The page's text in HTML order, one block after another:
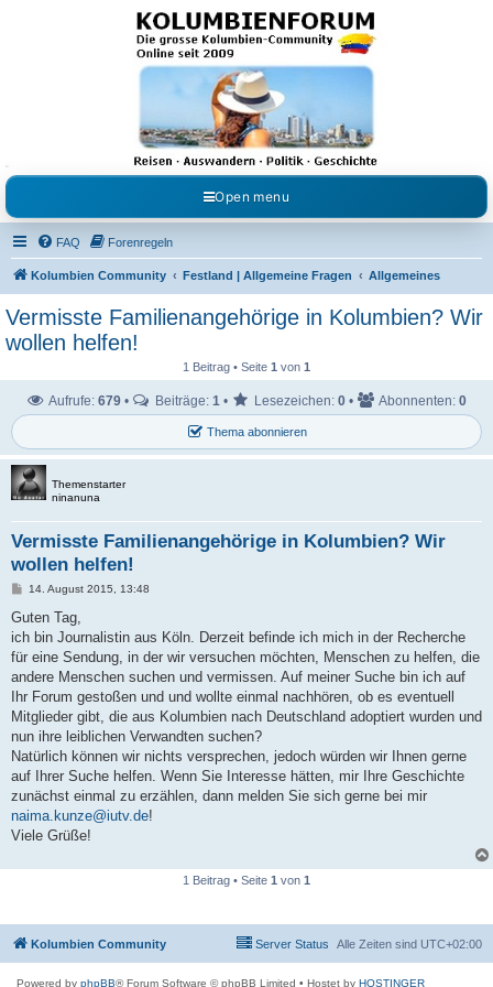
Kolumbienforum - Das
grosse Forum der
Freunde Kolumbiens
Reisen, Auswandern, Kultur, Politik, Geschichte und Visum in Kolumbien und Venezuela.
Austausch, Erfahrungen und Gemeinschaft im Kolumbienforum
Open menu
FAQ Forenregeln
Kolumbien Community Festland | Allgemeine Fragen Allgemeines
Vermisste Familienangehörige in Kolumbien? Wir
wollen helfen!
1 Beitrag • Seite 1 von 1
Thema abonnieren
Aufrufe: 679 • Beiträge: 1 • Lesezeichen: 0 • Abonnenten: 0
Themenstarter
ninanuna
Vermisste Familienangehörige in Kolumbien? Wir
wollen helfen!
B
i
r
a
14. August 2015, 13:48
Guten Tag,
ich bin Journalistin aus Köln. Derzeit befinde ich mich in der Recherche
für eine Sendung, in der wir versuchen möchten, Menschen zu helfen, die
andere Menschen suchen und vermissen. Auf meiner Suche bin ich auf
Ihr Forum gestoßen und und wollte einmal nachhören, ob es eventuell
Mitglieder gibt, die aus Kolumbien nach Deutschland adoptiert wurden und
nun ihre leiblichen Verwandten suchen?
Natürlich können wir nichts versprechen, jedoch würden wir Ihnen gerne
auf Ihrer Suche helfen. Wenn Sie Interesse hätten, mir Ihre Geschichte
zunächst einmal zu erzählen, dann melden Sie sich gerne bei mir
naima.kunze@iutv.de!
Viele Grüße!
1 Beitrag • Seite 1 von 1
Kolumbien Community Alle Zeiten sind UTC+02:00
Server Status
Powered by phpBB® Forum Software © phpBB Limited • Hostet by HOSTINGER